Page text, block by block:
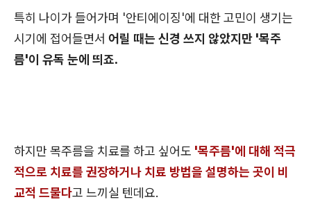
특히 나이가 들어가며 '안티에이징'에 대한 고민이 생기는
시기에 접어들면서 어릴 때는 신경 쓰지 않았지만 '목주
름'이 유독 눈에 띄죠.
하지만 목주름을 치료를 하고 싶어도 '목주름'에 대해 적극
적으로 치료를 권장하거나 치료 방법을 설명하는 곳이 비
교적 드물다고 느끼실 텐데요.